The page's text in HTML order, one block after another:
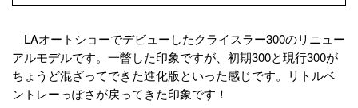
LAオートショーでデビューしたクライスラー300のリニュー
アルモデルです。一瞥した印象ですが、初期300と現行300が
ちょうど混ざってできた進化版といった感じです。リトルベ
ントレーっぽさが戻ってきた印象です！